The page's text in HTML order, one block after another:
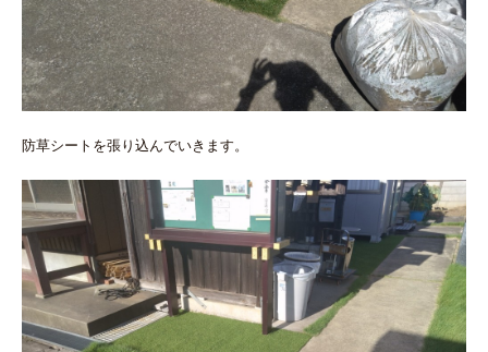
防草シートを張り込んでいきます。